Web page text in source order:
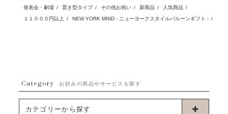
発表会・劇場 / 置き型タイプ / その他お祝い / 新商品 / 人気商品 /
１１０００円以上 / NEW YORK MIND - ニューヨークスタイルバルーンギフト - /
Category お好みの商品やサービスを探す
カテゴリーから探す